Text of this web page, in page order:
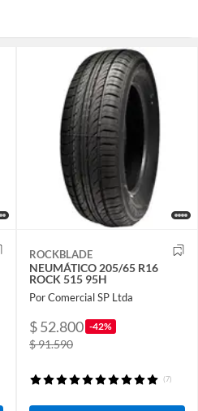
ROCKBLADE
NEUMÁTICO 205/65 R16
ROCK 515 95H
Por Comercial SP Ltda
$ 52.800 -42%
$ 91.590
(7)